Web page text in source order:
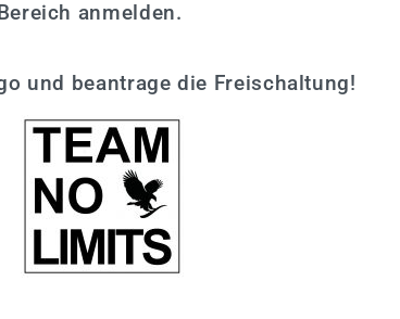
anmelden.
und beantrage die Freischaltung!